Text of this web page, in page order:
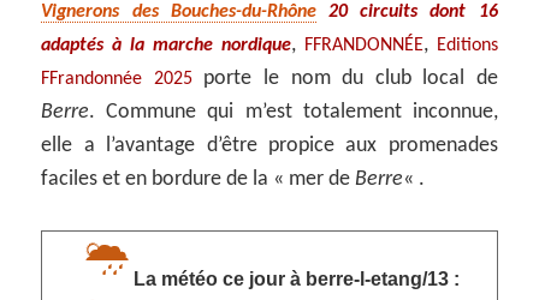
Vignerons des Bouches-du-Rhône20 circuits dont 16
adaptés à la marche nordique, FFRANDONNÉE, Editions
FFrandonnée 2025porte le nom du club local de
Berre. Commune qui m’est totalement inconnue,
elle a l’avantage d’être propice aux promenades
faciles et en bordure de la « mer deBerre« .
La météo ce jour à berre-l-etang/13 :